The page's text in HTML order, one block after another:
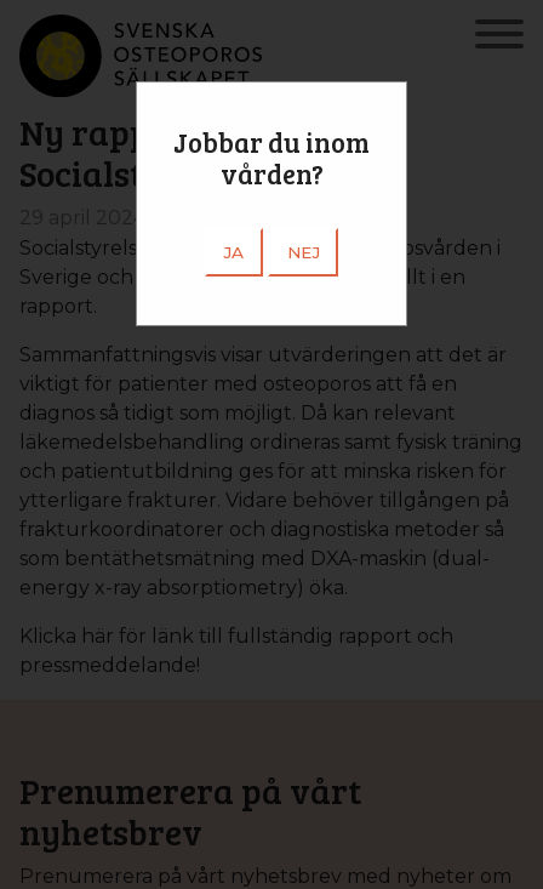
Jobbar du inom
vården?
JA NEJ
Ny rapport från
Socialstyrelsen!
29 april 2024
Socialstyrelsen har utvärderat osteoporosvården i
Sverige och har nyligen sammanfattat allt i en
rapport.
Sammanfattningsvis visar utvärderingen att det är
viktigt för patienter med osteoporos att få en
diagnos så tidigt som möjligt. Då kan relevant
läkemedelsbehandling ordineras samt fysisk träning
och patientutbildning ges för att minska risken för
ytterligare frakturer. Vidare behöver tillgången på
frakturkoordinatorer och diagnostiska metoder så
som bentäthetsmätning med DXA-maskin (dual-
energy x-ray absorptiometry) öka.
Klicka här för länk till fullständig rapport och
pressmeddelande!
Prenumerera på vårt
nyhetsbrev
Prenumerera på vårt nyhetsbrev med nyheter om